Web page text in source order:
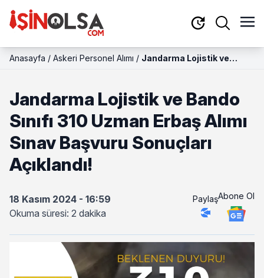
Anasayfa / Askeri Personel Alımı / Jandarma Lojistik ve
Sonuçları Açıklandı!
Jandarma Lojistik ve Bando
Sınıfı 310 Uzman Erbaş Alımı
Sınav Başvuru Sonuçları
Açıklandı!
18 Kasım 2024 - 16:59
Okuma süresi: 2 dakika
PaylaşAbone Ol